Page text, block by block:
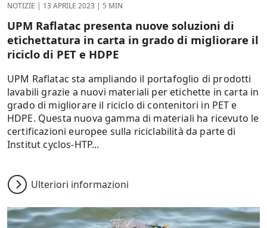
NOTIZIE | 13 APRILE 2023 | 5 MIN
UPM Raflatac presenta nuove soluzioni di
etichettatura in carta in grado di migliorare il
riciclo di PET e HDPE
UPM Raflatac sta ampliando il portafoglio di prodotti
lavabili grazie a nuovi materiali per etichette in carta in
grado di migliorare il riciclo di contenitori in PET e
HDPE. Questa nuova gamma di materiali ha ricevuto le
certificazioni europee sulla riciclabilità da parte di
Institut cyclos-HTP...
Ulteriori informazioni